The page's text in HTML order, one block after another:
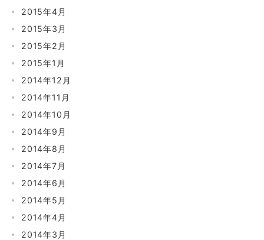
2015年4月
2015年3月
2015年2月
2015年1月
2014年12月
2014年11月
2014年10月
2014年9月
2014年8月
2014年7月
2014年6月
2014年5月
2014年4月
2014年3月